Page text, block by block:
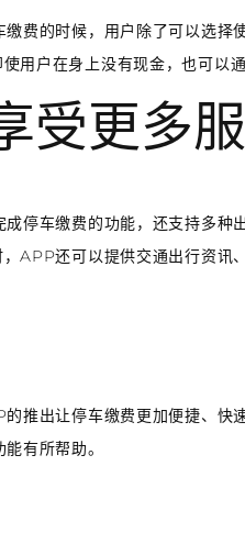
费的时候，用户除了可以选择
用户在身上没有现金，也可以
受更多
停车缴费的功能，还支持多种
APP还可以提供交通出行资讯
推出让停车缴费更加便捷、快
有所帮助。